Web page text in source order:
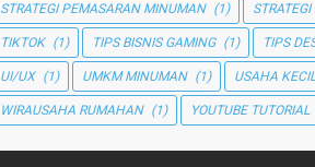
STRATEGI PEMASARAN MINUMAN (1)
TIKTOK (1) TIPS BISNIS GAMING (1) TIPS
UI/UX (1) UMKM MINUMAN (1) USAHA KECIL
WIRAUSAHA RUMAHAN (1) YOUTUBE TUTORIAL